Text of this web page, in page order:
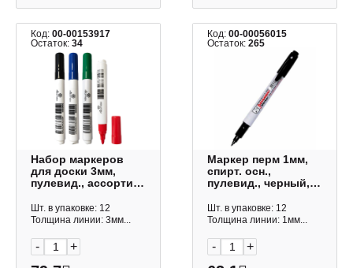
Код: 00-00153917
Остаток: 34
Набор маркеров
для доски 3мм,
пулевид., ассорти
Attomex
Шт. в упаковке: 12
Толщина линии: 3мм...
- +
Код:00-00056015
Остаток:265
Маркер перм 1мм,
спирт. осн.,
пулевид., черный,
"Multi marker Slim"
P-505F Crown
Шт. в упаковке: 12
Толщина линии: 1мм...
- +